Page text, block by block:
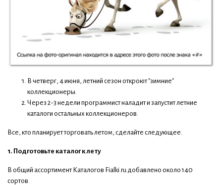
В четверг, 4 июня, летний сезон откроют "зимние"
коллекционеры.
Через 2-3 недели программист наладит и запустит летние
каталоги остальных коллекционеров.
Все, кто планирует торговать летом, сделайте следующее.
1. Подготовьте каталог к лету
В общий ассортимент Каталогов Fialki.ru добавлено около 140
сортов.